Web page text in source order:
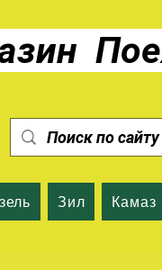
Зил Камаз